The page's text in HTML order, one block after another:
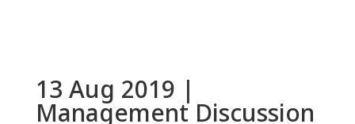
13 Aug 2019 |
Management Discussion